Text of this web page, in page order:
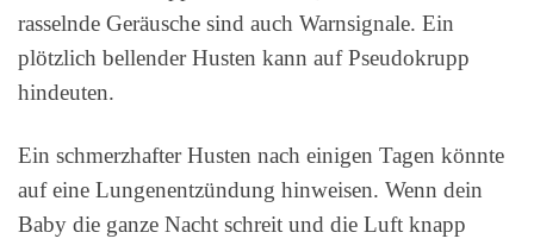
rasselnde Geräusche sind auch Warnsignale. Ein
plötzlich bellender Husten kann auf Pseudokrupp
hindeuten.
Ein schmerzhafter Husten nach einigen Tagen könnte
auf eine Lungenentzündung hinweisen. Wenn dein
Baby die ganze Nacht schreit und die Luft knapp